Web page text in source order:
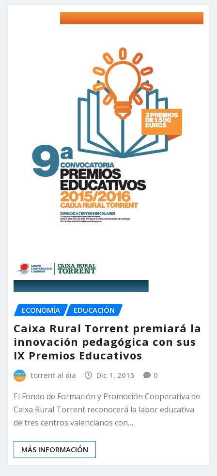
ECONOMÍA EDUCACIÓN
Caixa Rural Torrent premiará la
innovación pedagógica con sus
IX Premios Educativos
torrent al dia Dic 1, 2015 0
El Fondo de Formación y Promoción Cooperativa de
Caixa Rural Torrent reconocerá la labor educativa
de tres centros valencianos con…
MÁS INFORMACIÓN